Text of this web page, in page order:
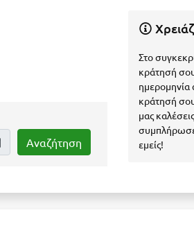
Στο
κράτησή
κράτησή
μας
εμείς!